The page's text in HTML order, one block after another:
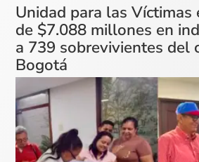
Unidad para las Víctimas
de $7.088 millones en
a 739 sobrevivientes del
Bogotá